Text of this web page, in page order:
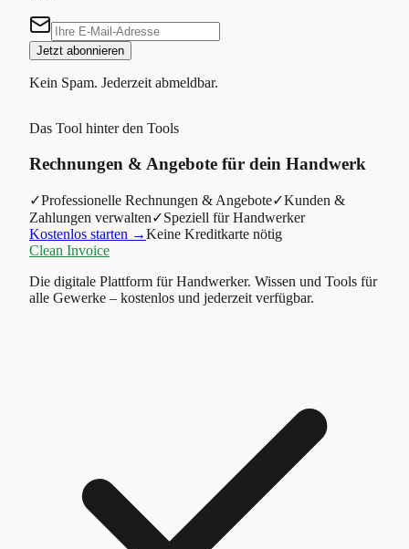
Jetzt abonnieren
Kein Spam. Jederzeit abmeldbar.
Das Tool hinter den Tools
Rechnungen & Angebote für dein Handwerk
✓Professionelle Rechnungen & Angebote✓Kunden &
Zahlungen verwalten✓Speziell für Handwerker
Kostenlos starten →Keine Kreditkarte nötig
Clean Invoice
Die digitale Plattform für Handwerker. Wissen und Tools für
alle Gewerke – kostenlos und jederzeit verfügbar.